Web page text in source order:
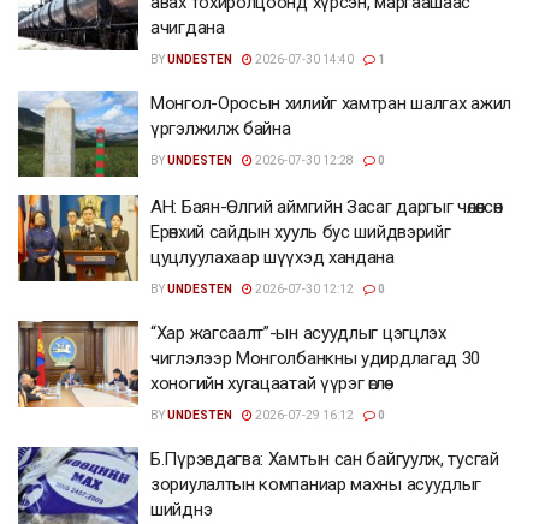
ачигдана
BYUNDESTEN 2026-07-30 14:40 1
Монгол-Оросын хилийг хамтран шалгах ажил
үргэлжилж байна
BYUNDESTEN 2026-07-30 12:28 0
АН: Баян-Өлгий аймгийн Засаг даргыг чөлөөлсөн
Ерөнхий сайдын хууль бус шийдвэрийг
цуцлуулахаар шүүхэд хандана
BYUNDESTEN 2026-07-30 12:12 0
“Хар жагсаалт”-ын асуудлыг цэгцлэх
чиглэлээр Монголбанкны удирдлагад 30
хоногийн хугацаатай үүрэг өглөө
BYUNDESTEN 2026-07-29 16:12 0
Б.Пүрэвдагва: Хамтын сан байгуулж, тусгай
зориулалтын компаниар махны асуудлыг
шийднэ